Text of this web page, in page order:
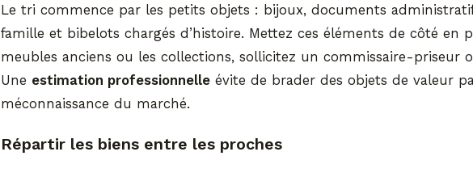
Le tri commence par les petits objets : bijoux, documents
famille et bibelots chargés d’histoire. Mettez ces éléments de côté en
meubles anciens ou les collections, sollicitez un commissaire-priseur
Une estimation professionnelle évite de brader des objets de valeur
méconnaissance du marché.
Répartir les biens entre les proches